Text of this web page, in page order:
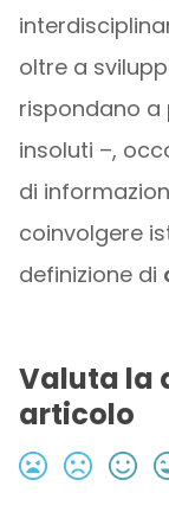
oltre a
rispondano a
insoluti –,
di
coinvolgere
definizione di
Valuta la
articolo